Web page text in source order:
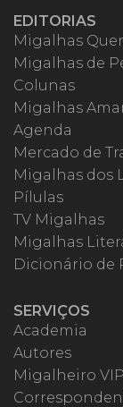
EDITORIAS
Migalhas
Migalhas de
Colunas
Migalhas
Agenda
Mercado de
Migalhas dos
Pílulas
TV Migalhas
Migalhas
Dicionário de
SERVIÇOS
Academia
Autores
Migalheiro VIP